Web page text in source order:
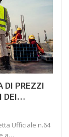
DI PREZZI
DEI…
Ufficiale n.64
a…